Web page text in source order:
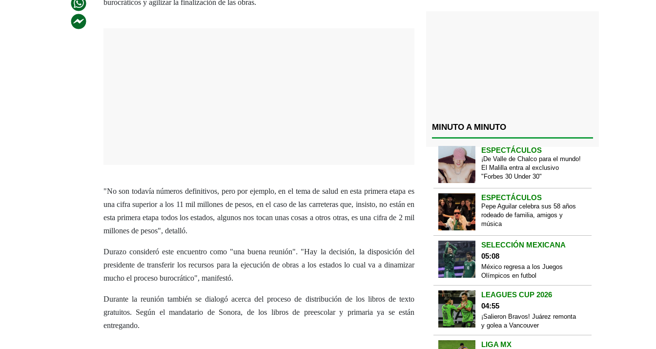
burocráticos y agilizar la finalización de las obras.
"No son todavía números definitivos, pero por ejemplo, en el tema de salud en esta primera etapa es
una cifra superior a los 11 mil millones de pesos, en el caso de las carreteras que, insisto, no están en
esta primera etapa todos los estados, algunos nos tocan unas cosas a otros otras, es una cifra de 2 mil
millones de pesos", detalló.
Durazo consideró este encuentro como "una buena reunión". "Hay la decisión, la disposición del
presidente de transferir los recursos para la ejecución de obras a los estados lo cual va a dinamizar
mucho el proceso burocrático", manifestó.
Durante la reunión también se dialogó acerca del proceso de distribución de los libros de texto
gratuitos. Según el mandatario de Sonora, de los libros de preescolar y primaria ya se están
entregando.
MINUTO A MINUTO
ESPECTÁCULOS
¡De Valle de Chalco para el mundo!
El Malilla entra al exclusivo
"Forbes 30 Under 30"
ESPECTÁCULOS
Pepe Aguilar celebra sus 58 años
rodeado de familia, amigos y
música
SELECCIÓN MEXICANA
05:08
México regresa a los Juegos
Olímpicos en futbol
LEAGUES CUP 2026
04:55
¡Salieron Bravos! Juárez remonta
y golea a Vancouver
LIGA MX